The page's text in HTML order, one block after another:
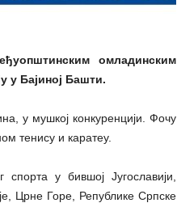
омладинским
у Бајиној Башти.
у мушкој конкуренцији. Фочу
тенису и каратеу.
у бившој Југославији,
Црне Горе, Републике Српске